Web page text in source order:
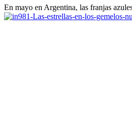
En mayo en Argentina, las franjas